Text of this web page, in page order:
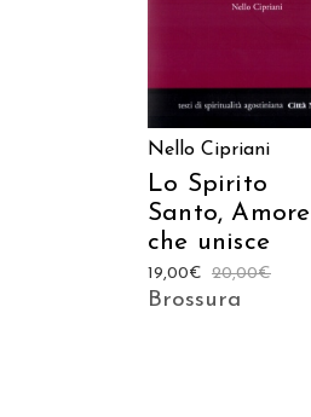
Nello Cipriani
Lo Spirito
Santo, Amore
che unisce
20,00€
19,00€
Brossura